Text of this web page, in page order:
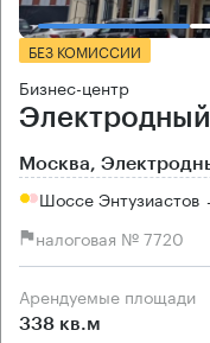
БЕЗ КОМИССИИ
Бизнес-центр
Москва,
Шоссе
налоговая № 7720
Арендуемые площади
338 кв.м